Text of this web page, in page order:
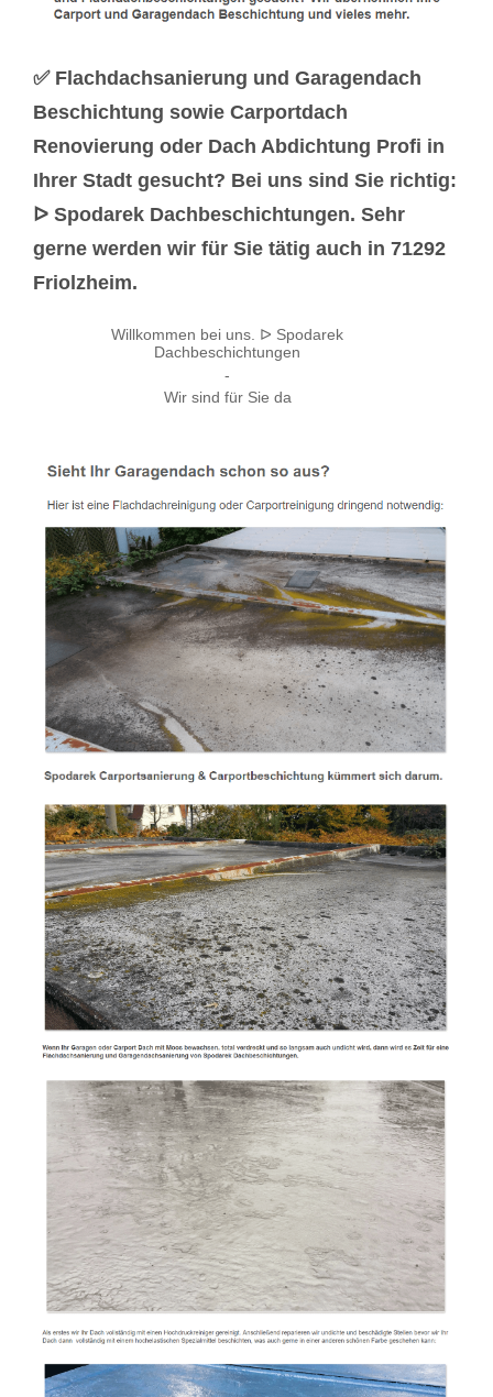
✅ Flachdachsanierung und Garagendach
Beschichtung sowie Carportdach
Renovierung oder Dach Abdichtung Profi in
Ihrer Stadt gesucht? Bei uns sind Sie richtig:
ᐅ Spodarek Dachbeschichtungen. Sehr
gerne werden wir für Sie tätig auch in 71292
Friolzheim.
Willkommen bei uns. ᐅ Spodarek
Dachbeschichtungen
-
Wir sind für Sie da